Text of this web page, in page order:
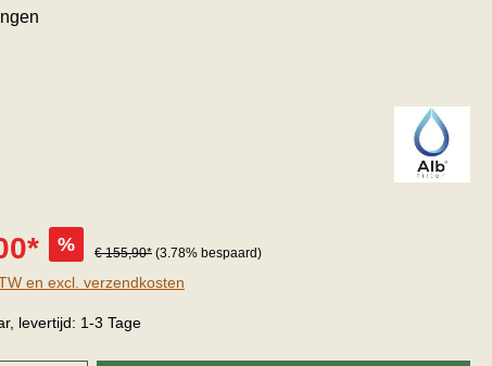
% € 155,90* (3.78% bespaard)
en excl. verzendkosten
levertijd: 1-3 Tage